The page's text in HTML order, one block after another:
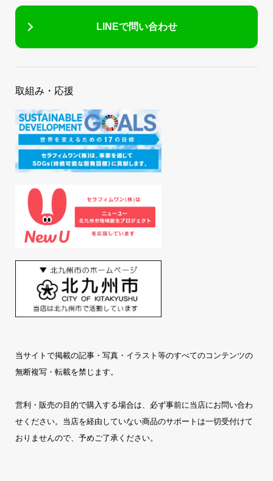
LINEで問い合わせ
取組み・応援
当サイトで掲載の記事・写真・イラスト等のすべてのコンテンツの
無断複写・転載を禁じます。
営利・販売の目的で購入する場合は、必ず事前に当店にお問い合わ
せください。当店を経由していない商品のサポートは一切受付けて
おりませんので、予めご了承ください。